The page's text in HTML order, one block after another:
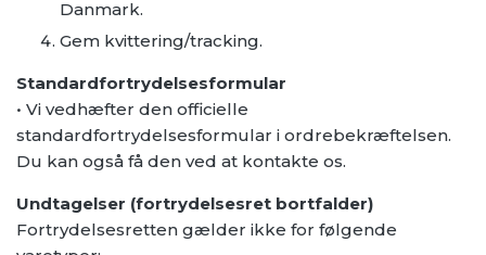
Danmark.
Gem kvittering/tracking.
Standardfortrydelsesformular
• Vi vedhæfter den officielle
standardfortrydelsesformular i ordrebekræftelsen.
Du kan også få den ved at kontakte os.
Undtagelser (fortrydelsesret bortfalder)
Fortrydelsesretten gælder ikke for følgende